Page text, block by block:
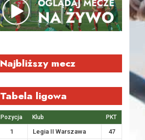
Najbliższy mecz
Tabela ligowa
Pozycja Klub PKT
1 Legia II Warszawa
47